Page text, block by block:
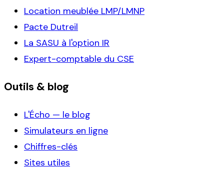
Location meublée LMP/LMNP
Pacte Dutreil
La SASU à l'option IR
Expert-comptable du CSE
Outils & blog
L'Écho — le blog
Simulateurs en ligne
Chiffres-clés
Sites utiles